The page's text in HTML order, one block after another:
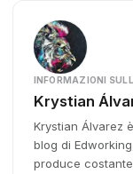
INFORMAZIONI
Krystian
Krystian Álvarez
blog di
produce